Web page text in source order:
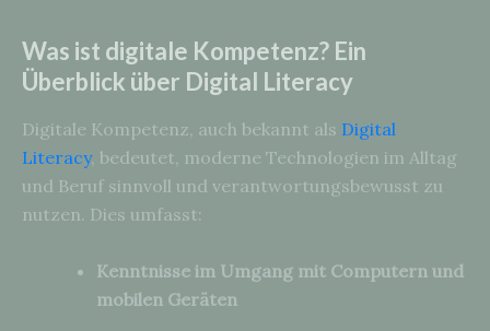
Was ist digitale Kompetenz? Ein
Überblick über Digital Literacy
Digitale Kompetenz, auch bekannt als Digital
Literacy, bedeutet, moderne Technologien im Alltag
und Beruf sinnvoll und verantwortungsbewusst zu
nutzen. Dies umfasst:
Kenntnisse im Umgang mit Computern und
mobilen Geräten